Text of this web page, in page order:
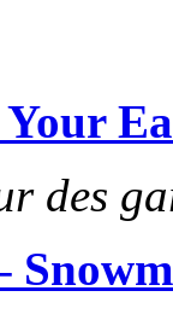
des